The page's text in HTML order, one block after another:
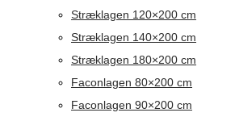
Stræklagen 120×200 cm
Stræklagen 140×200 cm
Stræklagen 180×200 cm
Faconlagen 80×200 cm
Faconlagen 90×200 cm